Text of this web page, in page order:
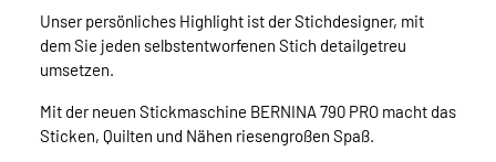
Unser persönliches Highlight ist der Stichdesigner, mit
dem Sie jeden selbstentworfenen Stich detailgetreu
umsetzen.
Mit der neuen Stickmaschine BERNINA 790 PRO macht das
Sticken, Quilten und Nähen riesengroßen Spaß.